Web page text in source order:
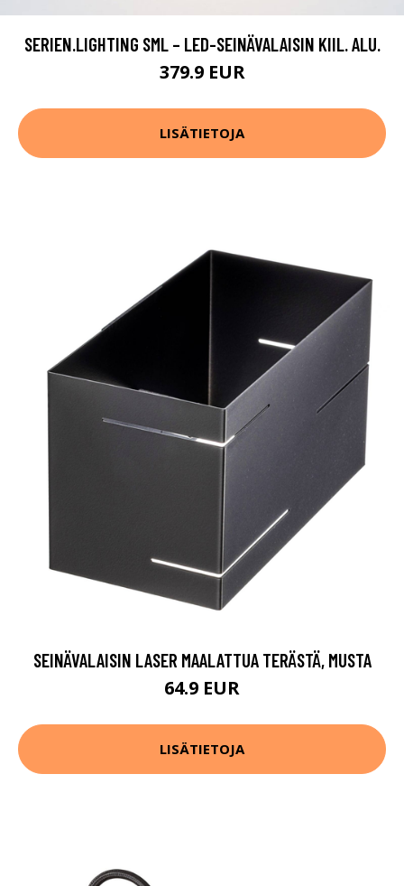
SERIEN.LIGHTING SML – LED-SEINÄVALAISIN KIIL. ALU.
379.9 EUR
LISÄTIETOJA
SEINÄVALAISIN LASER MAALATTUA TERÄSTÄ, MUSTA
64.9 EUR
LISÄTIETOJA